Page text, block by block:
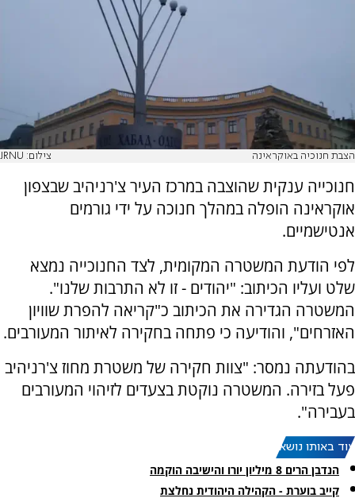
הצבת חנוכיה באוקראינה צילום: JRNU
חנוכייה ענקית שהוצבה במרכז העיר צ'רניהיב שבצפון
אוקראינה הופלה במהלך חנוכה על ידי גורמים
אנטישמיים.
לפי הודעת המשטרה המקומית, לצד החנוכייה נמצא
שלט ועליו הכיתוב: "יהודים - זו לא התרבות שלנו".
המשטרה הגדירה את הכיתוב כ"קריאה להפרת שוויון
האזרחים", והודיעה כי פתחה בחקירה לאיתור המעורבים.
בהודעתה נמסר: "צוות חקירה של משטרת מחוז צ'רניהיב
פעל בזירה. המשטרה נוקטת בצעדים לזיהוי המעורבים
בעבירה".
עוד באותו נושא:
הנדבן הרים 8 מיליון יורו והישיבה הוקמה
קייב בוערת - הקהילה היהודית נחלצת